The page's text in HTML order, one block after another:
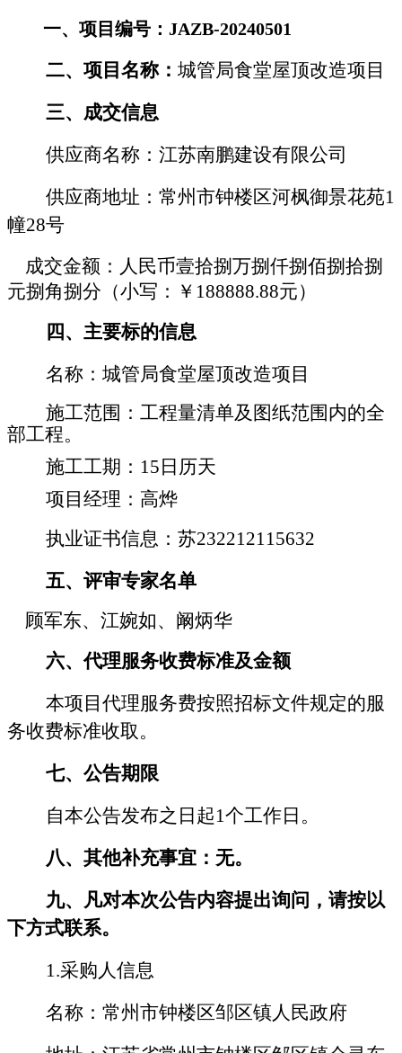
一、项目编号： JAZB-20240501
二、项目名称： 城管局食堂屋顶改造项目
三、成交信息
供应商名称： 江苏南鹏建设有限公司
供应商地址： 常州市钟楼区河枫御景花苑1
幢28号
成交金额： 人民币壹拾捌万捌仟捌佰捌拾捌
元捌角捌分（小写：￥ 188888.88元）
四、主要标的信息
名称：城管局食堂屋顶改造项目
施工范围：工程量清单及图纸范围内的全
部工程。
施工工期： 15日历天
项目经理：高烨
执业证书信息：苏232212115632
五、评审专家名单
顾军东、江婉如、阚炳华
六、代理服务收费标准及金额
本项目代理服务费按照招标文件规定的服
务收费标准收取。
七、公告期限
自本公告发布之日起1个工作日。
八、其他补充事宜：无。
九、凡对本次公告内容提出询问，请按以
下方式联系。
1.采购人信息
名称： 常州市钟楼区邹区镇人民政府